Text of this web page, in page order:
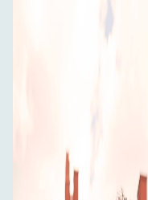
Viegli izmantot
Rāmis
Brilles filtrē